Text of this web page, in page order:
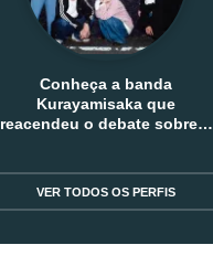
Conheça a banda
Kurayamisaka que
reacendeu o debate sobre o
VER TODOS OS PERFIS